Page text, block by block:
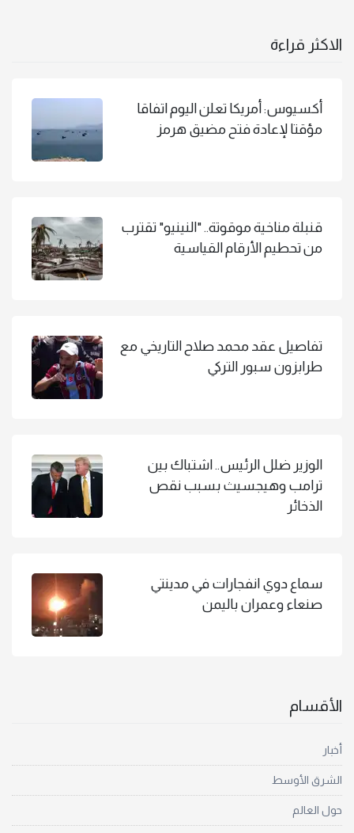
الاكثر قراءة
أكسيوس: أمريكا تعلن اليوم اتفاقا
مؤقتا لإعادة فتح مضيق هرمز
قنبلة مناخية موقوتة.. "النينيو" تقترب
من تحطيم الأرقام القياسية
تفاصيل عقد محمد صلاح التاريخي مع
طرابزون سبور التركي
الوزير ضلل الرئيس.. اشتباك بين
ترامب وهيجسيث بسبب نقص
الذخائر
سماع دوي انفجارات في مدينتي
صنعاء وعمران باليمن
الأقسام
أخبار
الشرق الأوسط
حول العالم